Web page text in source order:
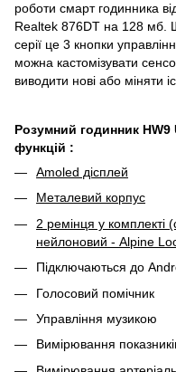
роботи смарт годинника
Realtek 876DT на 128 мб.
серії це 3 кнопки
можна кастомізувати
виводити нові або міняти
Розумний годинник HW9
функцій :
Amoled дісплей
Металевий корпус
2 ремінця у комплекті
нейлоновий - Alpine
Підключаються до
Голосовий помічник
Управління музикою
Вимірювання